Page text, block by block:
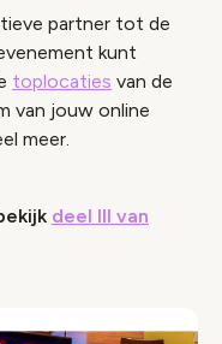
partner tot de
kunt
toplocaties van de
van jouw online
meer.
deel III van